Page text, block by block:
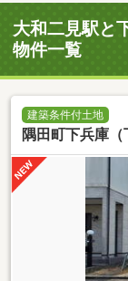
大和二見駅と
物件一覧
建築条件付土地
隅田町下兵庫